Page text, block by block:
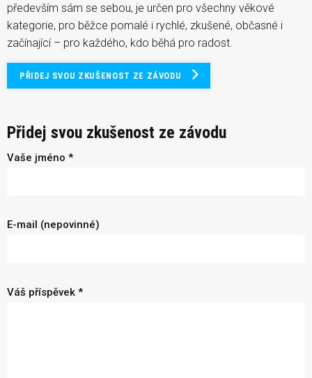
především sám se sebou, je určen pro všechny věkové
kategorie, pro běžce pomalé i rychlé, zkušené, občasné i
začínající – pro každého, kdo běhá pro radost.
PŘIDEJ SVOU ZKUŠENOST ZE ZÁVODU
Přidej svou zkušenost ze závodu
Vaše jméno *
E-mail (nepovinné)
Váš příspěvek *